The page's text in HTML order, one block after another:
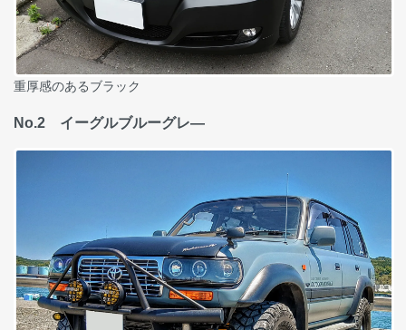
重厚感のあるブラック
No.2 イーグルブルーグレ―